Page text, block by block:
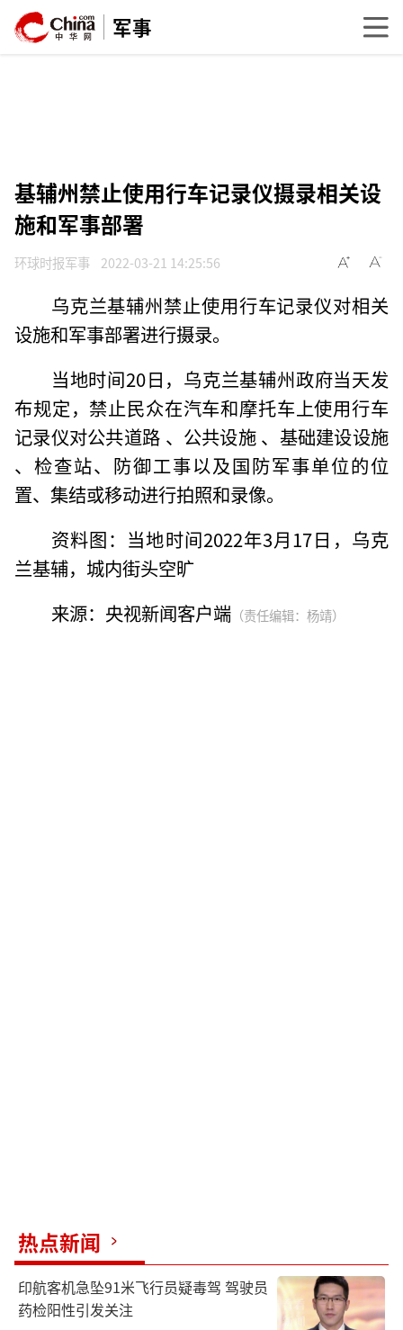
军事
基辅州禁止使用行车记录仪摄录相关设
施和军事部署
环球时报军事 2022-03-21 14:25:56
乌克兰基辅州禁止使用行车记录仪对相关
设施和军事部署进行摄录。
当地时间20日，乌克兰基辅州政府当天发
布规定，禁止民众在汽车和摩托车上使用行车
记录仪对公共道路 、公共设施 、基础建设设施
、检查站、防御工事以及国防军事单位的位
置、集结或移动进行拍照和录像。
资料图：当地时间2022年3月17日，乌克
兰基辅，城内街头空旷
来源：央视新闻客户端（责任编辑：杨靖）
热点新闻
印航客机急坠91米飞行员疑毒驾 驾驶员
药检阳性引发关注